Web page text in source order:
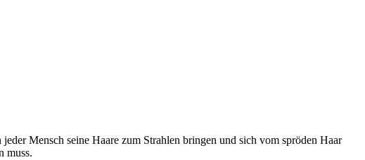
Mensch seine Haare zum Strahlen bringen und sich vom spröden Haar
muss.